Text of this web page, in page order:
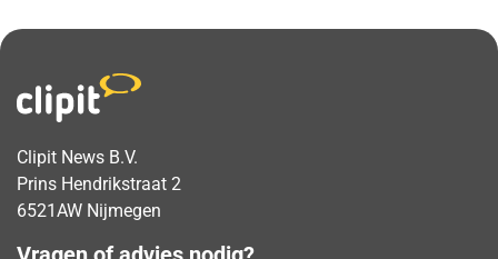
Clipit News B.V.
Prins Hendrikstraat 2
6521AW Nijmegen